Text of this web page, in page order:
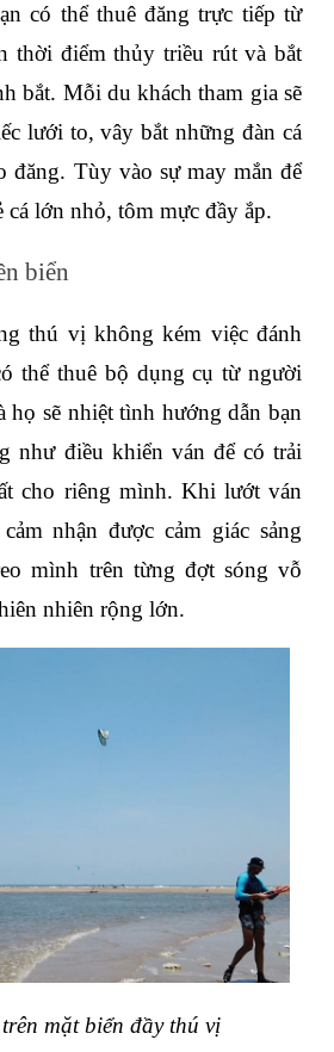
có thể thuê đăng trực tiếp từ
thời điểm thủy triều rút và bắt
bắt. Mỗi du khách tham gia sẽ
lưới to, vây bắt những đàn cá
đăng. Tùy vào sự may mắn để
cá lớn nhỏ, tôm mực đầy ắp.
biển
thú vị không kém việc đánh
thể thuê bộ dụng cụ từ người
họ sẽ nhiệt tình hướng dẫn bạn
như điều khiển ván để có trải
cho riêng mình. Khi lướt ván
nhận được cảm giác sảng
mình trên từng đợt sóng vỗ
nhiên rộng lớn.
mặt biển đầy thú vị